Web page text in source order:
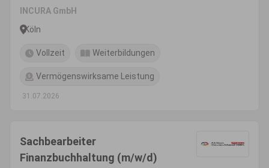
INCURA GmbH
Köln
Vollzeit Weiterbildungen
Vermögenswirksame Leistung
31.07.2026
Sachbearbeiter
Finanzbuchhaltung (m/w/d)